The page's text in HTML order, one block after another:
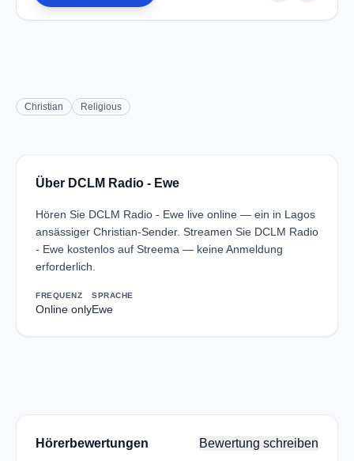
Christian Religious
Über DCLM Radio - Ewe
Hören Sie DCLM Radio - Ewe live online — ein in Lagos
ansässiger Christian-Sender. Streamen Sie DCLM Radio
- Ewe kostenlos auf Streema — keine Anmeldung
erforderlich.
FREQUENZ
Online only
SPRACHE
Ewe
Hörerbewertungen Bewertung schreiben